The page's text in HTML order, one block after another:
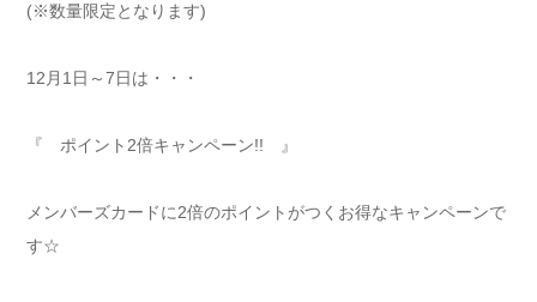
(※数量限定となります)
12月1日～7日は・・・
『 ポイント2倍キャンペーン!! 』
メンバーズカードに2倍のポイントがつくお得なキャンペーンで
す☆